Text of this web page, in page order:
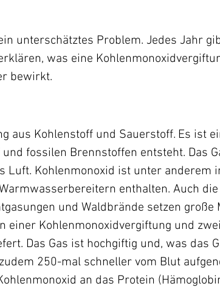
unterschätztes Problem. Jedes Jahr
was eine
bewirkt.
aus Kohlenstoff und Sauerstoff. Es ist
fossilen Brennstoffen entsteht. Das
Kohlenmonoxid ist unter anderem
enthalten. Auch
und Waldbrände setzen große
einer Kohlenmonoxidvergiftung und
Das Gas ist hochgiftig und, was das
250-mal schneller vom Blut
an das Protein